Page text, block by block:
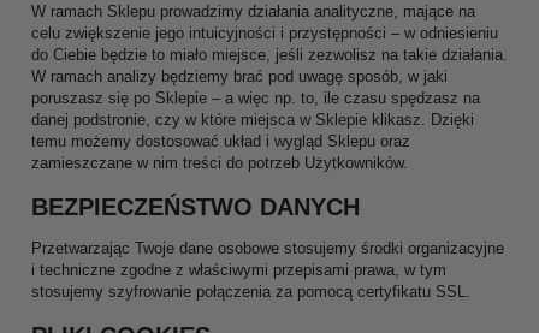
W ramach Sklepu prowadzimy działania analityczne, mające na
celu zwiększenie jego intuicyjności i przystępności – w odniesieniu
do Ciebie będzie to miało miejsce, jeśli zezwolisz na takie działania.
W ramach analizy będziemy brać pod uwagę sposób, w jaki
poruszasz się po Sklepie – a więc np. to, ile czasu spędzasz na
danej podstronie, czy w które miejsca w Sklepie klikasz. Dzięki
temu możemy dostosować układ i wygląd Sklepu oraz
zamieszczane w nim treści do potrzeb Użytkowników.
BEZPIECZEŃSTWO DANYCH
Przetwarzając Twoje dane osobowe stosujemy środki organizacyjne
i techniczne zgodne z właściwymi przepisami prawa, w tym
stosujemy szyfrowanie połączenia za pomocą certyfikatu SSL.